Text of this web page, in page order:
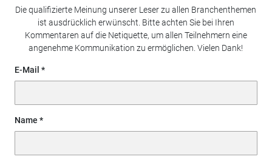
Die qualifizierte Meinung unserer Leser zu allen Branchenthemen
ist ausdrücklich erwünscht. Bitte achten Sie bei Ihren
Kommentaren auf die Netiquette, um allen Teilnehmern eine
angenehme Kommunikation zu ermöglichen. Vielen Dank!
E-Mail
Name